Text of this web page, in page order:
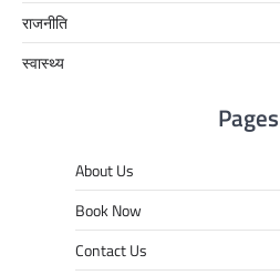
राजनीति
स्वास्थ्य
Pages
About Us
Book Now
Contact Us